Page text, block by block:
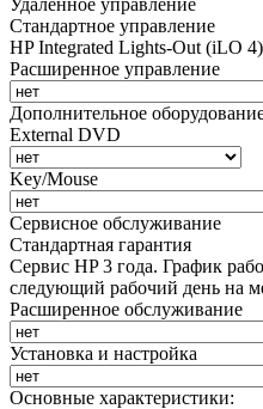
Стандартное управление
HP Integrated Lights-Out (iLO
Расширенное управление
Дополнительное
External DVD
Key/Mouse
Сервисное обслуживание
Стандартная гарантия
Сервис HP 3 года. График
следующий рабочий день на
Расширенное обслуживание
Установка и настройка
Основные характеристики: